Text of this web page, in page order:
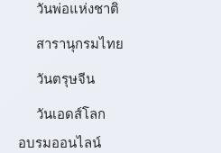
วันพ่อแห่งชาติ
สารานุกรมไทย
วันตรุษจีน
วันเอดส์โลก
อบรมออนไลน์